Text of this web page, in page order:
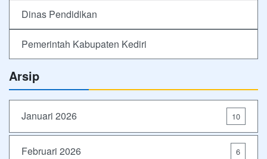
Dinas Pendidikan
Pemerintah Kabupaten Kediri
Arsip
Januari 2026 10
Februari 2026 6